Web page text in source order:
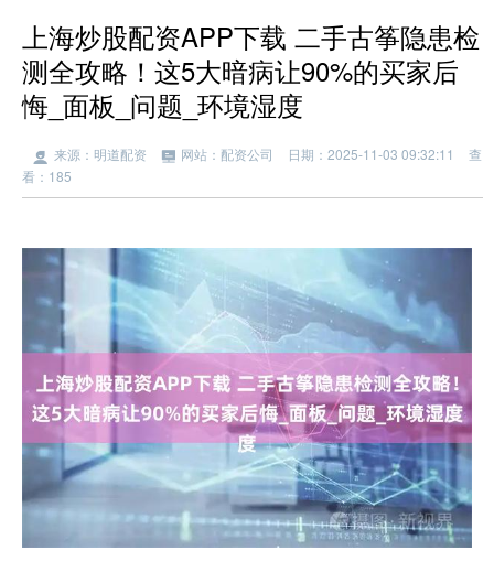
上海炒股配资APP下载 二手古筝隐患检
测全攻略！这5大暗病让90%的买家后
悔_面板_问题_环境湿度
来源：明道配资 网站：配资公司 日期：2025-11-03 09:32:11
查
看：185